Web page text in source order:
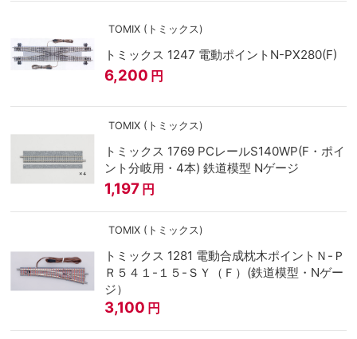
TOMIX (トミックス)
トミックス 1247 電動ポイントN-PX280(F)
6,200 円
TOMIX (トミックス)
トミックス 1769 PCレールS140WP(F・ポイ
ント分岐用・4本) 鉄道模型 Nゲージ
1,197 円
TOMIX (トミックス)
トミックス 1281 電動合成枕木ポイントＮ-Ｐ
Ｒ５４１-１５-ＳＹ（Ｆ）(鉄道模型・Nゲー
ジ）
3,100 円